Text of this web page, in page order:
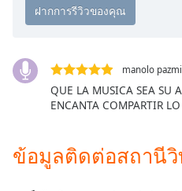
opens
subtitles
dialog
subtitles
,
selected
Audio
Track
manolo
QUE LA MUSICA SEA SU
ENCANTA COMPARTIR
ข้อมูลติดต่อสถานี